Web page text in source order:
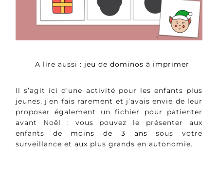
A lire aussi : jeu de dominos à imprimer
Il s’agit ici d’une activité pour les enfants plus
jeunes, j’en fais rarement et j’avais envie de leur
proposer également un fichier pour patienter
avant Noël : vous pouvez le présenter aux
enfants de moins de 3 ans sous votre
surveillance et aux plus grands en autonomie.